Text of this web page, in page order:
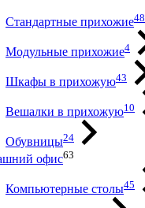
Стандартные прихожие48
Модульные прихожие4
Шкафы в прихожую43
Вешалки в прихожую10
Обувницы24
офис63
Компьютерные столы45